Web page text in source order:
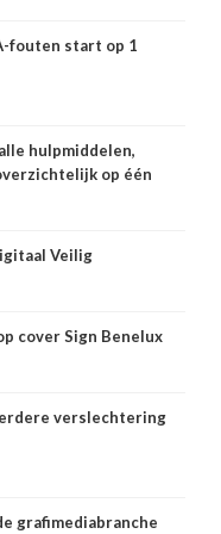
fouten start op 1
hulpmiddelen,
op één
Veilig
cover Sign Benelux
verslechtering
grafimediabranche